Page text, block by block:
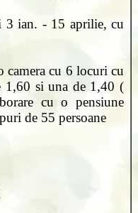
3 ian. - 15 aprilie, cu
camera cu 6 locuri cu
si una de 1,40 (
cu o pensiune
de 55 persoane